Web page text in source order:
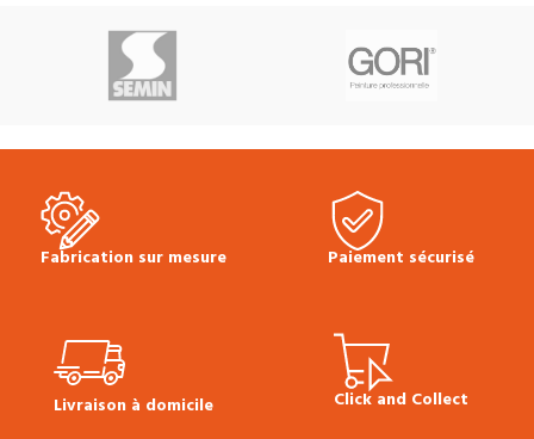
Fabrication sur mesure Paiement sécurisé
Livraison à domicile Click and Collect